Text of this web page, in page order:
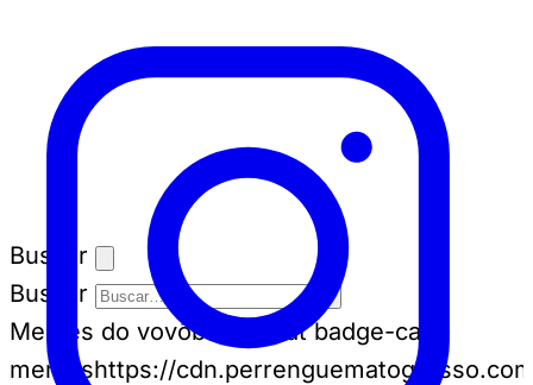
Buscar
Buscar
Memes do vovôbadge-cat badge-cat--
memeshttps://